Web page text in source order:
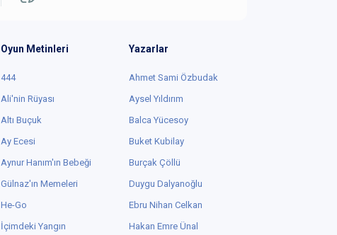
Oyun Metinleri
444
Ali'nin Rüyası
Altı Buçuk
Ay Ecesi
Aynur Hanım'ın Bebeği
Gülnaz'ın Memeleri
He-Go
İçimdeki Yangın
Yazarlar
Ahmet Sami Özbudak
Aysel Yıldırım
Balca Yücesoy
Buket Kubilay
Burçak Çöllü
Duygu Dalyanoğlu
Ebru Nihan Celkan
Hakan Emre Ünal